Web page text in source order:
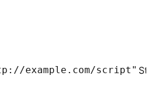
example.com/script"